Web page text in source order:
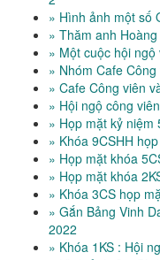
» Hình ảnh một số
» Thăm anh
» Một cuộc hội ngộ
» Nhóm Cafe
» Cafe Công viên
» Hội ngộ công
» Họp mặt kỷ niệm
» Khóa 9CSHH
» Họp mặt khóa
» Họp mặt khóa
» Khóa 3CS họp
» Gắn Bảng Vinh
2022
» Khóa 1KS : Hội